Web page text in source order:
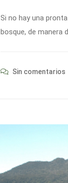
Si no hay una
bosque, de manera
Sin comentarios